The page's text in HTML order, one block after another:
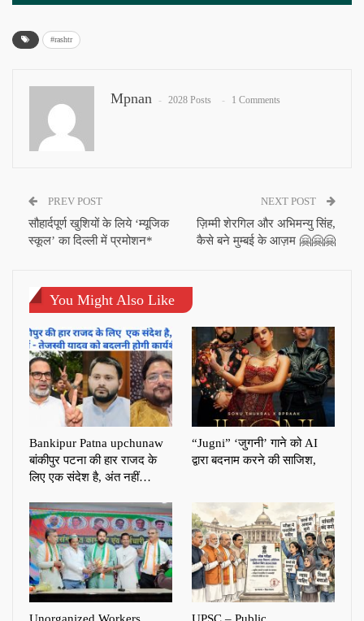
#rashtr
Mpnan 2028 Posts 1 Comments
PREV POST
सौहार्दपूर्ण खुशियों के लिये ‘म्यूजिक
स्कूल’ का दिल्ली में प्रमोशन*
NEXT POST
ज़िम्मी शेरगिल और अभिमन्यु सिंह,
कैसे बने मुम्बई के आज़म 🤗🤗🤗
You Might Also Like
Bankipur Patna upchunaw
बांकीपुर पटना की हार राजद के
लिए एक संदेश है, अंत नहीं…
“Jugni” ‘जुगनी’ गाने को AI
द्वारा बदनाम करने की साजिश,